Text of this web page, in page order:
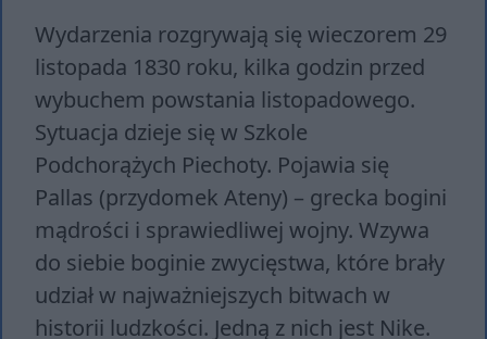
Wydarzenia rozgrywają się wieczorem 29
listopada 1830 roku, kilka godzin przed
wybuchem powstania listopadowego.
Sytuacja dzieje się w Szkole
Podchorążych Piechoty. Pojawia się
Pallas (przydomek Ateny) – grecka bogini
mądrości i sprawiedliwej wojny. Wzywa
do siebie boginie zwycięstwa, które brały
udział w najważniejszych bitwach w
historii ludzkości. Jedną z nich jest Nike.